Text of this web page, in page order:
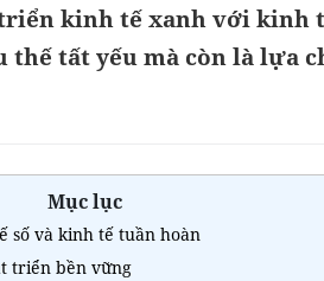
kinh tế xanh với kinh
thế tất yếu mà còn là lựa
Mục lục
số và kinh tế tuần hoàn
triển bền vững